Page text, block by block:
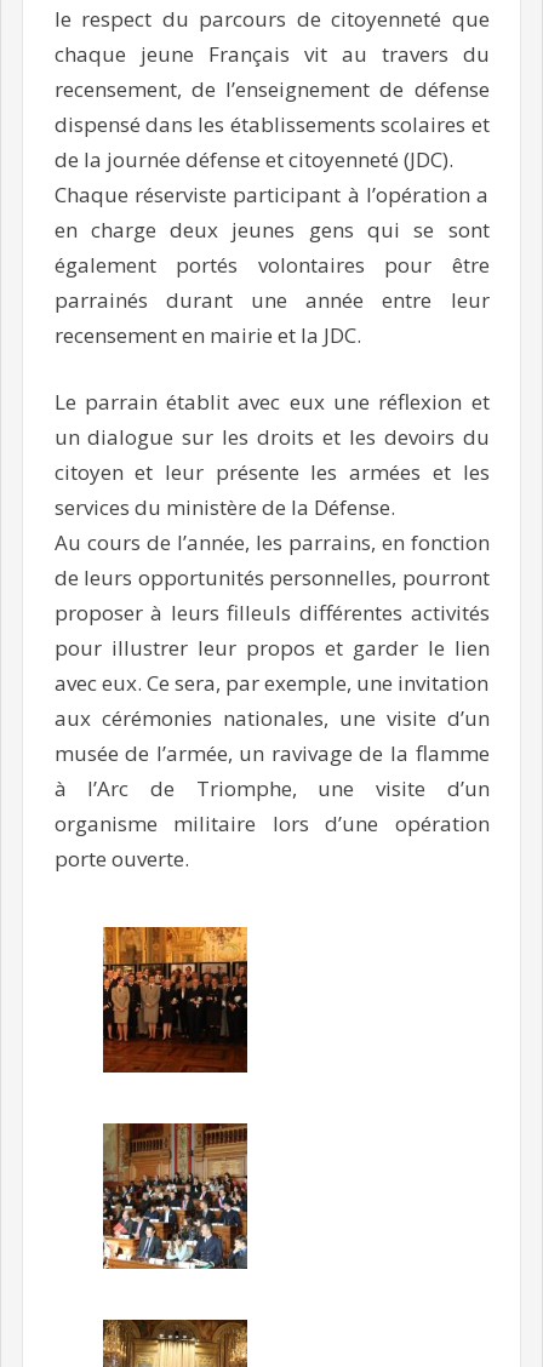
le respect du parcours de citoyenneté que
chaque jeune Français vit au travers du
recensement, de l’enseignement de défense
dispensé dans les établissements scolaires et
de la journée défense et citoyenneté (JDC).
Chaque réserviste participant à l’opération a
en charge deux jeunes gens qui se sont
également portés volontaires pour être
parrainés durant une année entre leur
recensement en mairie et la JDC.
Le parrain établit avec eux une réflexion et
un dialogue sur les droits et les devoirs du
citoyen et leur présente les armées et les
services du ministère de la Défense.
Au cours de l’année, les parrains, en fonction
de leurs opportunités personnelles, pourront
proposer à leurs filleuls différentes activités
pour illustrer leur propos et garder le lien
avec eux. Ce sera, par exemple, une invitation
aux cérémonies nationales, une visite d’un
musée de l’armée, un ravivage de la flamme
à l’Arc de Triomphe, une visite d’un
organisme militaire lors d’une opération
porte ouverte.